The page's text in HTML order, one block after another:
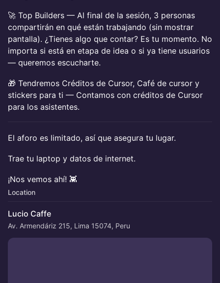
🚀 Top Builders — Al final de la sesión, 3 personas
compartirán en qué están trabajando (sin mostrar
pantalla). ¿Tienes algo que contar? Es tu momento. No
importa si está en etapa de idea o si ya tiene usuarios
— queremos escucharte.
🎁 Tendremos Créditos de Cursor, Café de cursor y
stickers para ti — Contamos con créditos de Cursor
para los asistentes.
El aforo es limitado, así que asegura tu lugar.
Trae tu laptop y datos de internet.
¡Nos vemos ahí! 👾
Location
Lucio Caffe
Av. Armendáriz 215, Lima 15074, Peru